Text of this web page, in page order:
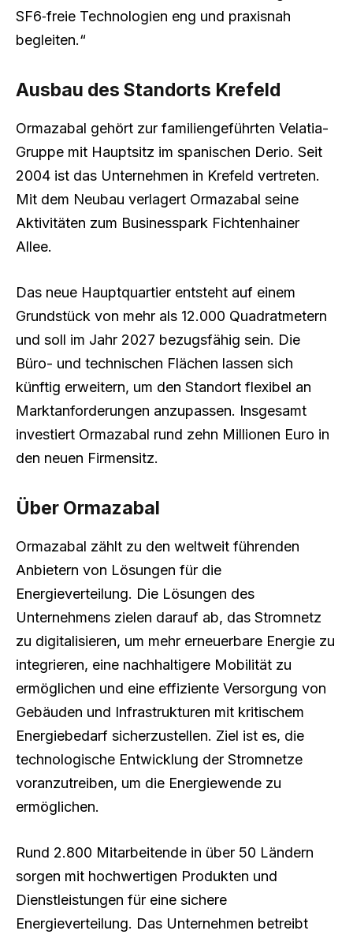
SF6‑freie Technologien eng und praxisnah
begleiten.“
Ausbau des Standorts Krefeld
Ormazabal gehört zur familiengeführten Velatia-
Gruppe mit Hauptsitz im spanischen Derio. Seit
2004 ist das Unternehmen in Krefeld vertreten.
Mit dem Neubau verlagert Ormazabal seine
Aktivitäten zum Businesspark Fichtenhainer
Allee.
Das neue Hauptquartier entsteht auf einem
Grundstück von mehr als 12.000 Quadratmetern
und soll im Jahr 2027 bezugsfähig sein. Die
Büro- und technischen Flächen lassen sich
künftig erweitern, um den Standort flexibel an
Marktanforderungen anzupassen. Insgesamt
investiert Ormazabal rund zehn Millionen Euro in
den neuen Firmensitz.
Über Ormazabal
Ormazabal zählt zu den weltweit führenden
Anbietern von Lösungen für die
Energieverteilung. Die Lösungen des
Unternehmens zielen darauf ab, das Stromnetz
zu digitalisieren, um mehr erneuerbare Energie zu
integrieren, eine nachhaltigere Mobilität zu
ermöglichen und eine effiziente Versorgung von
Gebäuden und Infrastrukturen mit kritischem
Energiebedarf sicherzustellen. Ziel ist es, die
technologische Entwicklung der Stromnetze
voranzutreiben, um die Energiewende zu
ermöglichen.
Rund 2.800 Mitarbeitende in über 50 Ländern
sorgen mit hochwertigen Produkten und
Dienstleistungen für eine sichere
Energieverteilung. Das Unternehmen betreibt